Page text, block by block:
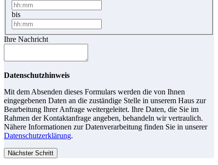
bis
Ihre Nachricht
Datenschutzhinweis
Mit dem Absenden dieses Formulars werden die von Ihnen
eingegebenen Daten an die zuständige Stelle in unserem Haus zur
Bearbeitung Ihrer Anfrage weitergeleitet. Ihre Daten, die Sie im
Rahmen der Kontaktanfrage angeben, behandeln wir vertraulich.
Nähere Informationen zur Datenverarbeitung finden Sie in unserer
Datenschutzerklärung.
Nächster Schritt